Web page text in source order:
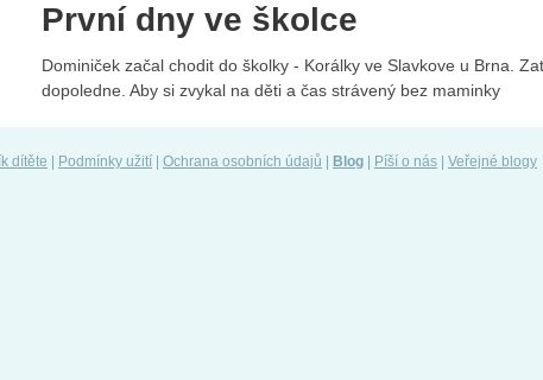
První dny ve školce
Dominiček začal chodit do školky - Korálky ve Slavkove u Brna.
dopoledne. Aby si zvykal na děti a čas strávený bez maminky
dítěte Podmínky užití Ochrana osobních údajů Blog Píší o nás Veřejné blogy